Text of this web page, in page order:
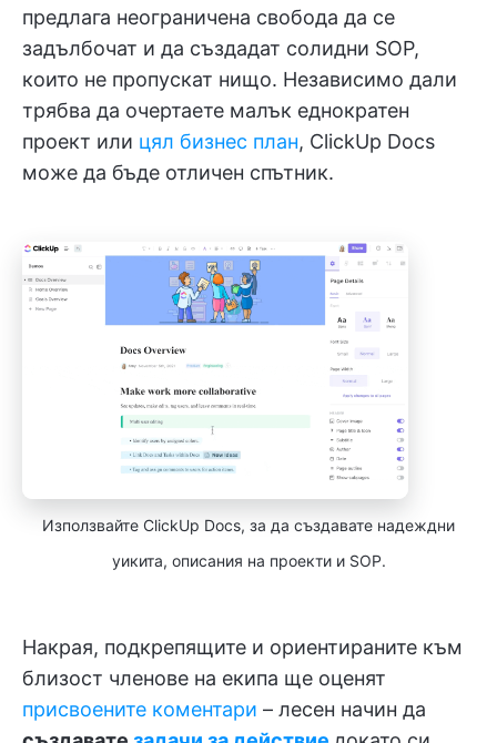
предлага неограничена свобода да се
задълбочат и да създадат солидни SOP,
които не пропускат нищо. Независимо дали
трябва да очертаете малък еднократен
проект или цял бизнес план, ClickUp Docs
може да бъде отличен спътник.
Използвайте ClickUp Docs, за да създавате надеждни
уикита, описания на проекти и SOP.
Накрая, подкрепящите и ориентираните към
близост членове на екипа ще оценят
присвоените коментари – лесен начин да